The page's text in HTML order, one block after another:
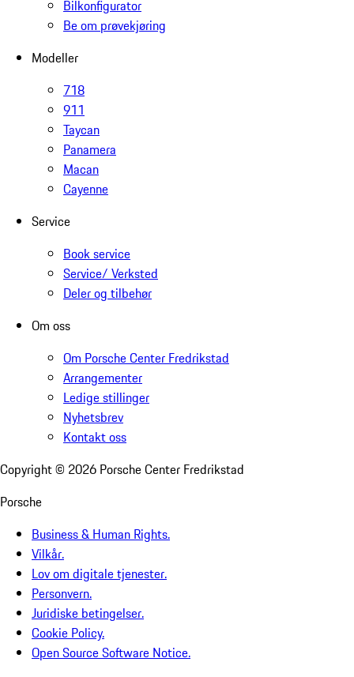
Bilkonfigurator
Be om prøvekjøring
Modeller
718
911
Taycan
Panamera
Macan
Cayenne
Service
Book service
Service/ Verksted
Deler og tilbehør
Om oss
Om Porsche Center Fredrikstad
Arrangementer
Ledige stillinger
Nyhetsbrev
Kontakt oss
Copyright © 2026 Porsche Center Fredrikstad
Porsche
Business & Human Rights.
Vilkår.
Lov om digitale tjenester.
Personvern.
Juridiske betingelser.
Cookie Policy.
Open Source Software Notice.